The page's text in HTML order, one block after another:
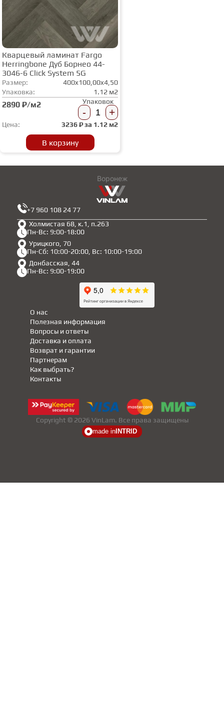
Кварцевый ламинат Fargo
Herringbone Дуб Борнео 44-
3046-6 Click System 5G
Размер:
400x100,00x4,50
Упаковка:
1.12 м2
2890 ₽/м2 Упаковок
- +
Цена: 3236₽ за 1.12 м2
В корзину
Воронеж
Холмистая 68, к.1, п.263
Пн-Вс: 9:00-18:00
Урицкого, 70
Пн-Сб: 10:00-20:00, Вс: 10:00-19:00
Донбасская, 44
Пн-Вс: 9:00-19:00
+7 960 108 24 77
Полезная информация
Партнерам
Вопросы и ответы
Доставка и оплата
Возврат и гарантии
Как выбрать?
О нас
Контакты
Copyright © 2026 VinLam. Все права защищены
made in INTRID